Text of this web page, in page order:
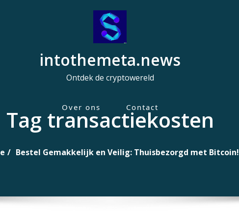
intothemeta.news
Ontdek de cryptowereld
H
o
f
e
Over ons Contact
Tag transactiekosten
Bestel Gemakkelijk en Veilig: Thuisbezorgd met Bitcoin!